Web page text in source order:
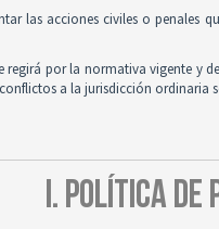
las acciones civiles o
regirá por la normativa vigente
a la jurisdicción
I. POLÍTICA DE